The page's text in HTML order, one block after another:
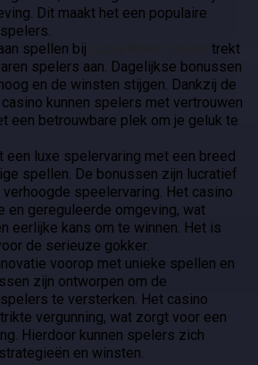
Dit maakt het een populaire
spellen bij
trekt
spelers aan. Dagelijkse bonussen
en de winsten stijgen. Dankzij de
kunnen spelers met vertrouwen
een betrouwbare plek om je geluk te
een luxe spelervaring met een breed
spellen. De bonussen zijn lucratief
verhoogde speelervaring. Het casino
en gereguleerde omgeving, wat
eerlijke kans om te winnen. Het is
de serieuze gokker.
voorop met unieke spellen en
zijn ontworpen om de
te versterken. Het casino
vergunning, wat zorgt voor een
Hierdoor kunnen spelers zich
en winsten.